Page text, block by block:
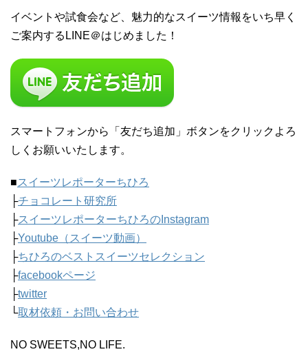
イベントや試食会など、魅力的なスイーツ情報をいち早く
ご案内するLINE＠はじめました！
スマートフォンから「友だち追加」ボタンをクリックよろ
しくお願いいたします。
■スイーツレポーターちひろ
├チョコレート研究所
├スイーツレポーターちひろのInstagram
├Youtube（スイーツ動画）
├ちひろのベストスイーツセレクション
├facebookページ
├twitter
└取材依頼・お問い合わせ
NO SWEETS,NO LIFE.